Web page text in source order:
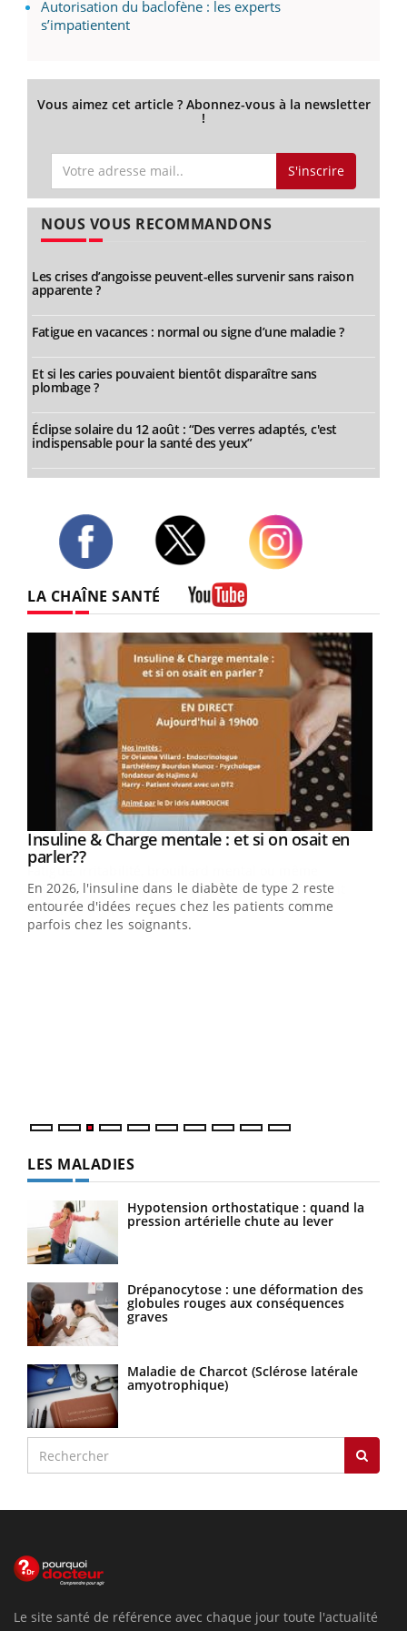
Autorisation du baclofène : les experts
s’impatientent
Vous aimez cet article ? Abonnez-vous à la newsletter
!
S'inscrire
NOUS VOUS RECOMMANDONS
Les crises d’angoisse peuvent-elles survenir sans raison
apparente ?
Fatigue en vacances : normal ou signe d’une maladie ?
Et si les caries pouvaient bientôt disparaître sans
plombage ?
Éclipse solaire du 12 août : “Des verres adaptés, c'est
indispensable pour la santé des yeux”
LA CHAÎNE SANTÉ
Youtube
Insuline & Charge mentale : et si on osait en
parler??Youtube
En 2026, l'insuline dans le diabète de type 2 reste
entourée d'idées reçues chez les patients comme
parfois chez les soignants.
LES MALADIES
Hypotension orthostatique : quand la
pression artérielle chute au lever
Drépanocytose : une déformation des
globules rouges aux conséquences
graves
Maladie de Charcot (Sclérose latérale
amyotrophique)
Le site santé de référence avec chaque jour toute l'actualité